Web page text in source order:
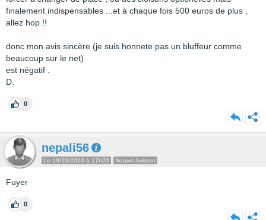
finalement indispensables ...et à chaque fois 500 euros de plus ,
allez hop !!
donc mon avis sincère (je suis honnete pas un bluffeur comme
beaucoup sur le net)
est négatif .
D.
0
nepali56
Le 19/10/2020 à 17h20 Nouvel Aviseur
Fuyer
0